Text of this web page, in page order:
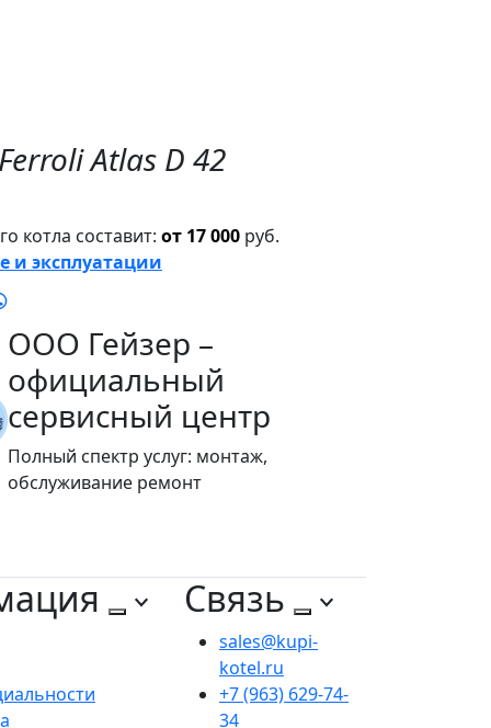
Atlas D 42
котла составит: от 17 000 руб.
и эксплуатации
ООО Гейзер –
официальный
сервисный центр
Полный спектр услуг: монтаж,
обслуживание ремонт
Связь
sales@kupi-
kotel.ru
+7 (963) 629-74-
34